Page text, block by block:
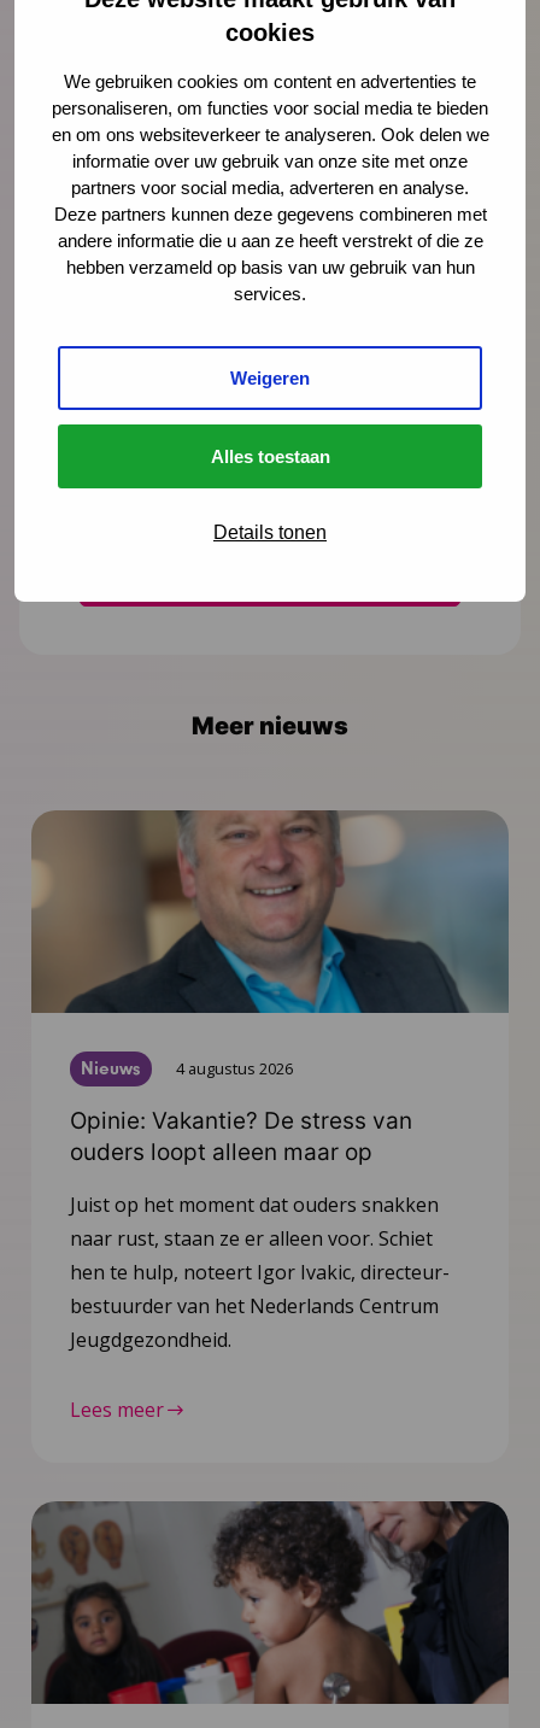
cookies
We gebruiken cookies om content en advertenties te
personaliseren, om functies voor social media te bieden
en om ons websiteverkeer te analyseren. Ook delen we
informatie over uw gebruik van onze site met onze
partners voor social media, adverteren en analyse.
Deze partners kunnen deze gegevens combineren met
andere informatie die u aan ze heeft verstrekt of die ze
hebben verzameld op basis van uw gebruik van hun
services.
Weigeren
Alles toestaan
Details tonen
Organisatie
Bericht *
Meer nieuws
Nieuws 4 augustus 2026
Opinie: Vakantie? De stress van
ouders loopt alleen maar op
Juist op het moment dat ouders snakken
naar rust, staan ze er alleen voor. Schiet
hen te hulp, noteert Igor Ivakic, directeur-
bestuurder van het Nederlands Centrum
Jeugdgezondheid.
Lees meer